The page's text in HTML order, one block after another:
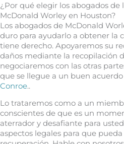
¿Por qué elegir los abogados de
McDonald Worley en Houston?
Los abogados de McDonald
duro para ayudarlo a obtener la
tiene derecho. Apoyaremos su
daños mediante la recopilación
negociaremos con las otras
que se llegue a un buen
Conroe..
Lo trataremos como a un
conscientes de que es un
aterrador y desafiante para
aspectos legales para que